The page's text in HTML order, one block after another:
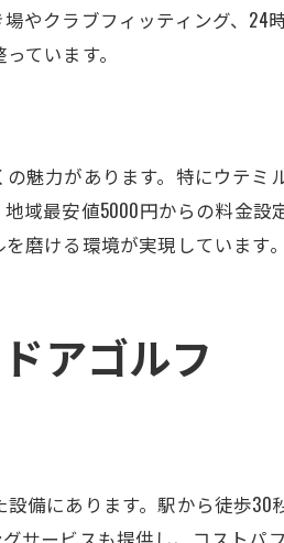
継続練習の重要性
クールで学ぶメリット
トドアの違いを体験
ンドアゴルフ
ゴルフスクールの特徴
フスクールで刺激を受ける
行を先取りする方法
スパ抜群で継続しやすい
ルフスクールの選び方
やクラブフィッティング、24
ています。
魅力があります。特にウテミ
域最安値5000円からの料金
磨ける環境が実現しています。
アゴルフ
備にあります。駅から徒歩